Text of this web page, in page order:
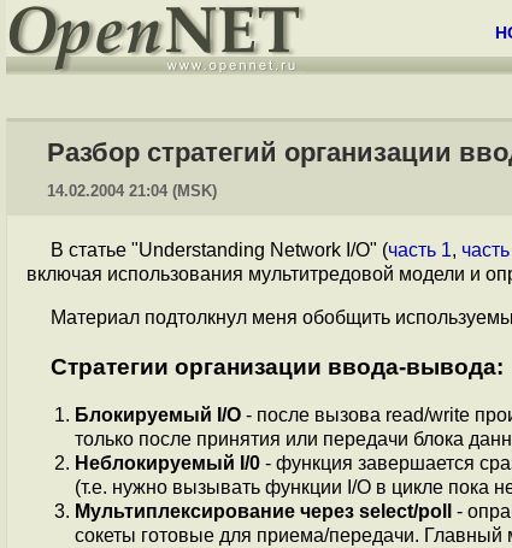
Разбор стратегий организации
14.02.2004 21:04 (MSK)
В статье "Understanding Network I/O" (часть 1,
включая использования мультитредовой модели и
Материал подтолкнул меня обобщить
Стратегии организации ввода-вывода:
Блокируемый I/O - после вызова read/write
только после принятия или передачи блока
Неблокируемый I/0 - функция завершается
(т.е. нужно вызывать функции I/O в цикле пока
Мультиплексирование через select/poll
-
сокеты готовые для приема/передачи.